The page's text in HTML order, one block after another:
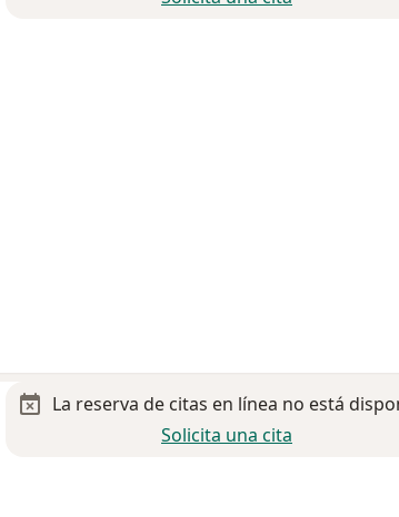
La reserva de citas en línea no está
Solicita una cita